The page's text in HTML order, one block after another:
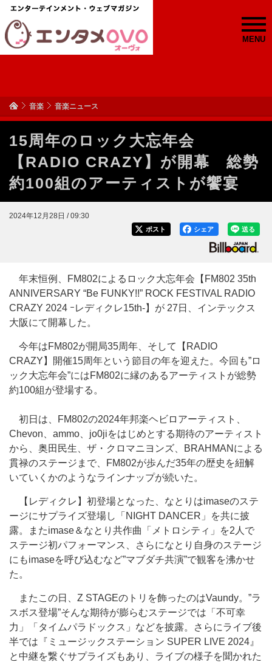
MENU
音楽 音楽ニュース
15周年のロック大忘年会
【RADIO CRAZY】が開幕 総勢
約100組のアーティストが饗宴
2024年12月28日 / 09:30
送る
シェア
ポスト
年末恒例、FM802によるロック大忘年会【FM802 35th
ANNIVERSARY “Be FUNKY!!” ROCK FESTIVAL RADIO
CRAZY 2024 ｰレディクレ15th-】が 27日、インテックス
大阪にて開幕した。
今年はFM802が開局35周年、そして【RADIO
CRAZY】開催15周年という節目の年を迎えた。今回も”ロ
ック大忘年会”にはFM802に縁のあるアーティストが総勢
約100組が登場する。
初日は、FM802の2024年邦楽ヘビロアーティスト、
Chevon、ammo、jo0jiをはじめとする期待のアーティスト
から、奥田民生、ザ・クロマニヨンズ、BRAHMANによる
貫禄のステージまで、FM802が歩んだ35年の歴史を紐解
いていくかのようなラインナップが続いた。
【レディクレ】初登場となった、なとりはimaseのステ
ージにサプライズ登場し「NIGHT DANCER」を共に披
露。またimase＆なとり共作曲「メトロシティ」を2人で
ステージ初パフォーマンス、さらになとり自身のステージ
にもimaseを呼び込むなど”マブダチ共演”で観客を沸かせ
た。
またこの日、Z STAGEのトリを飾ったのはVaundy。”ラ
スボス登場”そんな期待が膨らむステージでは「不可幸
力」「タイムパラドックス」などを披露。さらにライブ後
半では『ミュージックステーション SUPER LIVE 2024』
と中継を繋ぐサプライズもあり、ライブの様子を聞かれた